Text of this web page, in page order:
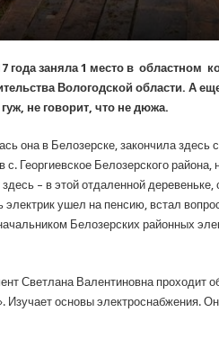
года заняла 1 место в областном
Вологодской области. А
не говорит, что не дюжа.
она в Белозерске, закончила
Георгиевское Белозерского
– в этой отдаленной
ушел на пенсию, встал
Белозерских районных
Светлана Валентиновна проходит
основы электроснабжения.